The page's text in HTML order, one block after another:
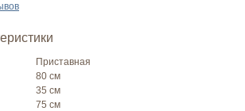
Приставная
80 см
35 см
75 см